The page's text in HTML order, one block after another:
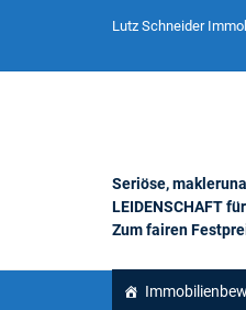
Lutz Schneider
Seriöse,
LEIDENSCHAFT
Zum fairen